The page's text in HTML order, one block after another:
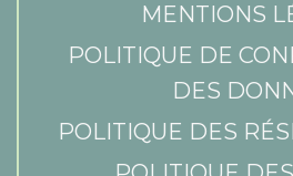
MENTIONS
POLITIQUE DE
DES
POLITIQUE DES